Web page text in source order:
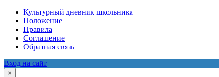
Культурный дневник школьника
Положение
Правила
Соглашение
Обратная связь
Вход на сайт
×